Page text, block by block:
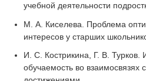
учебной деятельности
М. А. Киселева. Проблема
интересов у старших
И. С. Кострикина, Г. В. Турков.
обучаемость во взаимосвязях